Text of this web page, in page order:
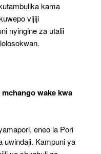
kama
vijiji
nyingine za utalii
wake kwa
eneo la Pori
uwindaji. Kampuni ya